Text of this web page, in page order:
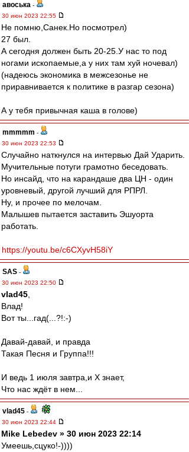
авоська -
30 июн 2023 22:55
Не помню,Санек.Но посмотрел)
27 был.
А сегодня должен быть 20-25.У нас то под
ногами ископаемые,а у них там хуй ночевал)
(надеюсь экономика в межсезонье не
приравнивается к политике в разгар сезона)
А у тебя привычная каша в голове)
mmmmm -
30 июн 2023 22:53
Случайно наткнулся на интервью Дай Ударить.
Мучительные потуги грамотно беседовать.
Но инсайд, что на карандаше два ЦН - один
уровневый, другой лучший для РПРЛ.
Ну, и прочее по мелочам.
Малышев пытается заставить Эшуорта
работать.
https://youtu.be/c6CXyvH58iY
SAS -
30 июн 2023 22:50
vlad45
Влад!
Вот ты...гад(...?!:-)
Давай-давай, и правда
Такая Песня и Группа!!!
И ведь 1 июля завтра,и Х знает,
Что нас ждёт в нем...
vlad45 -
30 июн 2023 22:44
Mike Lebedev » 30 июн 2023 22:14
Умеешь,сцуко!-))))